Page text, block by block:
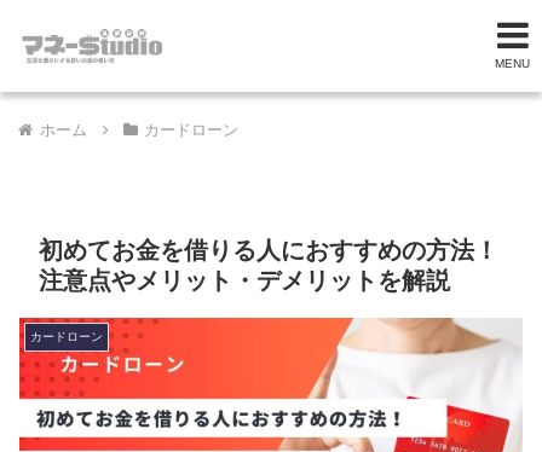
MENU
ホーム カードローン
初めてお金を借りる人におすすめの方法！
注意点やメリット・デメリットを解説
カードローン